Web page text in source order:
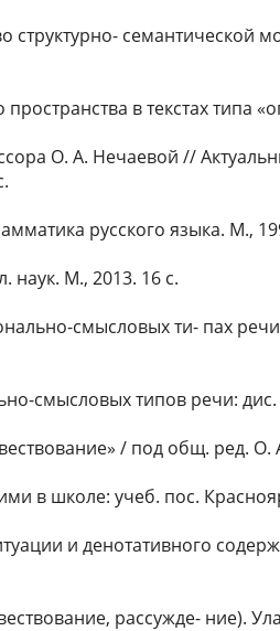
семантической
в текстах типа
О. А. Нечаевой //
русского языка. М.,
наук. М., 2013. 16 с.
смысловых ти- пах
смысловых типов речи:
/ под общ. ред.
в школе: учеб. пос.
и денотативного
рассужде- ние).